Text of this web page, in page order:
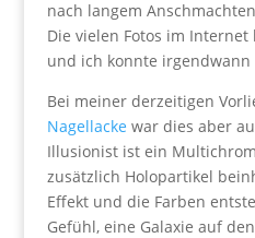
nach langem
Die vielen Fotos im
und ich konnte
Bei meiner derzeitigen
Nagellacke war dies aber
Illusionist ist ein
zusätzlich Holopartikel
Effekt und die Farben
Gefühl, eine Galaxie auf